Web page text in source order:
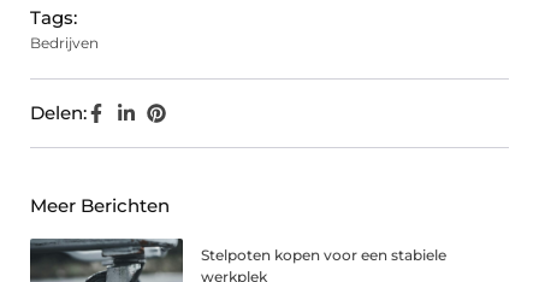
Tags:
Bedrijven
Delen:
Meer Berichten
Stelpoten kopen voor een stabiele
werkplek